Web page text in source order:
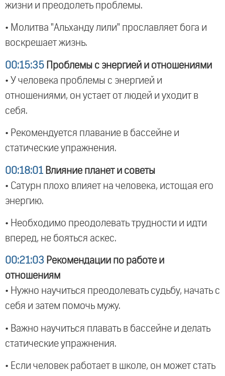
жизни и преодолеть проблемы.
• Молитва "Альханду лили" прославляет бога и
воскрешает жизнь.
00:15:35 Проблемы с энергией и отношениями
• У человека проблемы с энергией и
отношениями, он устает от людей и уходит в
себя.
• Рекомендуется плавание в бассейне и
статические упражнения.
00:18:01 Влияние планет и советы
• Сатурн плохо влияет на человека, истощая его
энергию.
• Необходимо преодолевать трудности и идти
вперед, не бояться аскес.
00:21:03 Рекомендации по работе и
отношениям
• Нужно научиться преодолевать судьбу, начать с
себя и затем помочь мужу.
• Важно научиться плавать в бассейне и делать
статические упражнения.
• Если человек работает в школе, он может стать